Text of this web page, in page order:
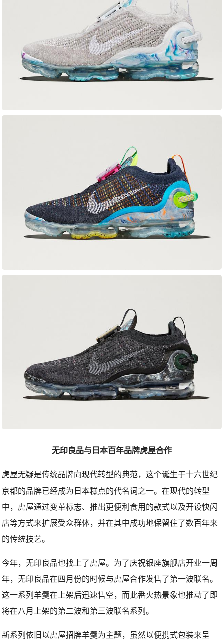
无印良品与日本百年品牌虎屋合作
虎屋无疑是传统品牌向现代转型的典范，这个诞生于十六世纪
京都的品牌已经成为日本糕点的代名词之一。在现代的转型
中，虎屋通过变革标志、推出更便利食用的款式以及开设快闪
店等方式来扩展受众群体，并在其中成功地保留住了数百年来
的传统技艺。
今年，无印良品也找上了虎屋。为了庆祝银座旗舰店开业一周
年，无印良品在四月份的时候与虎屋合作发售了第一波联名。
这一系列羊羹在上架后迅速售空，而此番火热景象也推动了即
将在八月上架的第二波和第三波联名系列。
新系列依旧以虎屋招牌羊羹为主题，虽然以便携式包装来呈